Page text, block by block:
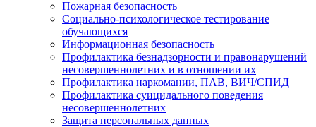
Пожарная безопасность
Социально-психологическое тестирование
обучающихся
Информационная безопасность
Профилактика безнадзорности и правонарушений
несовершеннолетних и в отношении их
Профилактика наркомании, ПАВ, ВИЧ/СПИД
Профилактика суицидального поведения
несовершеннолетних
Защита персональных данных